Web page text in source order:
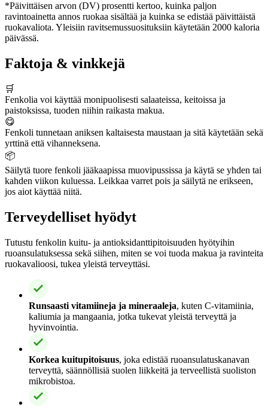
*Päivittäisen arvon (DV) prosentti kertoo, kuinka paljon
ravintoainetta annos ruokaa sisältää ja kuinka se edistää päivittäistä
ruokavaliota. Yleisiin ravitsemussuosituksiin käytetään 2000 kaloria
päivässä.
Faktoja & vinkkejä
🛒
Fenkolia voi käyttää monipuolisesti salaateissa, keitoissa ja
paistoksissa, tuoden niihin raikasta makua.
😋
Fenkoli tunnetaan aniksen kaltaisesta maustaan ja sitä käytetään sekä
yrttinä että vihanneksena.
📦
Säilytä tuore fenkoli jääkaapissa muovipussissa ja käytä se yhden tai
kahden viikon kuluessa. Leikkaa varret pois ja säilytä ne erikseen,
jos aiot käyttää niitä.
Terveydelliset hyödyt
Tutustu fenkolin kuitu- ja antioksidanttipitoisuuden hyötyihin
ruoansulatuksessa sekä siihen, miten se voi tuoda makua ja ravinteita
ruokavalioosi, tukea yleistä terveyttäsi.
Runsaasti vitamiineja ja mineraaleja, kuten C-vitamiinia,
kaliumia ja mangaania, jotka tukevat yleistä terveyttä ja
hyvinvointia.
Korkea kuitupitoisuus, joka edistää ruoansulatuskanavan
terveyttä, säännöllisiä suolen liikkeitä ja terveellistä suoliston
mikrobistoa.